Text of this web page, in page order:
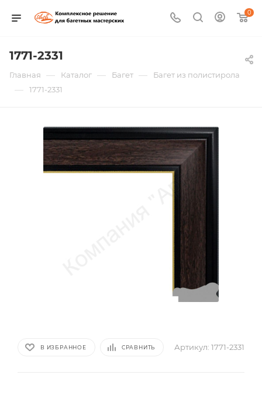
0
1771-2331
Главная — Каталог — Багет — Багет из полистирола
— 1771-2331
В ИЗБРАННОЕ СРАВНИТЬ Артикул: 1771-2331